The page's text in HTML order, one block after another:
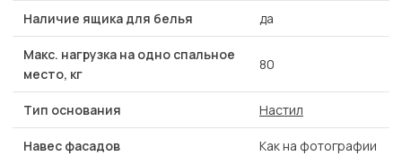
Наличие ящика для белья да
Макс. нагрузка на одно спальное
место, кг
80
Тип основания Настил
Навес фасадов Как на фотографии